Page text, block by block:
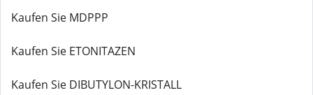
Kaufen Sie MDPPP
Kaufen Sie ETONITAZEN
Kaufen Sie DIBUTYLON-KRISTALL